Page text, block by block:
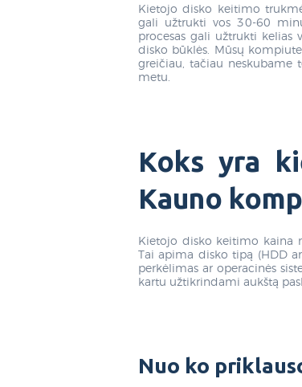
Kietojo disko keitimo
gali užtrukti vos 30-60
procesas gali užtrukti
disko būklės. Mūsų
greičiau, tačiau neskubame
metu.
Koks yra
Kauno
Kietojo disko keitimo kaina
Tai apima disko tipą (HDD
perkėlimas ar operacinės
kartu užtikrindami aukštą
Nuo ko